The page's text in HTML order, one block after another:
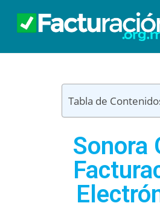
Tabla de
Sonora